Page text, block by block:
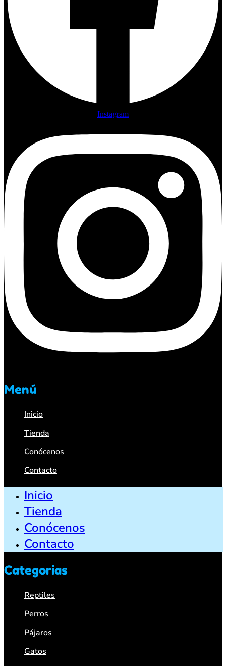
Instagram
Menú
Inicio
Tienda
Conócenos
Contacto
Inicio
Tienda
Conócenos
Contacto
Categorias
Reptiles
Perros
Pájaros
Gatos